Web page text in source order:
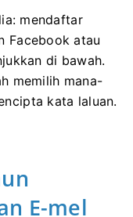
mendaftar
Facebook atau
di bawah.
memilih mana-
kata laluan.
E-mel